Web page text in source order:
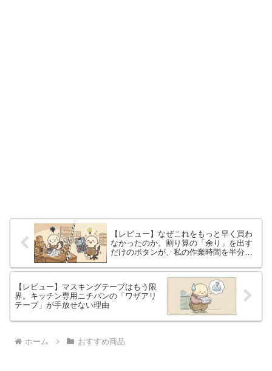
【レビュー】なぜこれをもっと早く買わ
なかったのか。割り算の「余り」を出す
だけのボタンが、私の作業時間を半分に
【レビュー】マスキングテープはもう限
界。キッチン専用ニチバンの「ワザアリ
テープ」が手放せない理由
ホーム おすすめ商品